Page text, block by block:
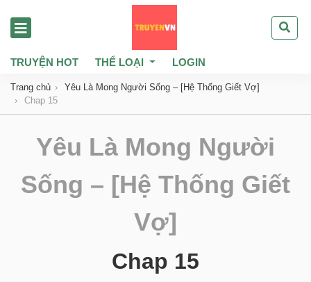
TRUYỆN HOT THỂ LOẠI LOGIN
Trang chủ
Yêu Là Mong Người Sống – [Hệ Thống Giết Vợ]
Chap 15
Yêu Là Mong Người
Sống – [Hệ Thống Giết
Vợ]
Chap 15